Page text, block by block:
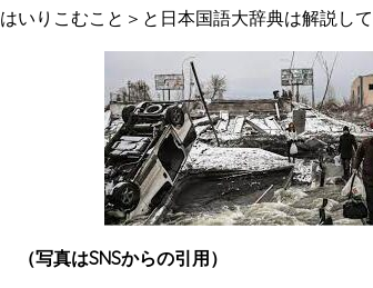
いりこむこと＞と日本国語大辞典は解説して
（写真はSNSからの引用）